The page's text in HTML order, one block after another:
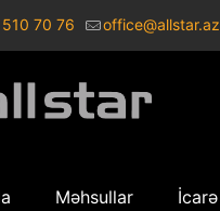
70 76 office@allstar.az
Məhsullar İcarə